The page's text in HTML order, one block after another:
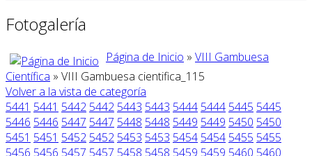
Fotogalería
Página de Inicio » VIII Gambuesa
Científica » VIII Gambuesa cientifica_115
Volver a la vista de categoría
5441 5441 5442 5442 5443 5443 5444 5444 5445 5445
5446 5446 5447 5447 5448 5448 5449 5449 5450 5450
5451 5451 5452 5452 5453 5453 5454 5454 5455 5455
5456 5456 5457 5457 5458 5458 5459 5459 5460 5460